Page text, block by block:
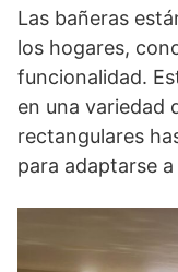
Las bañeras
los hogares,
funcionalidad.
en una variedad
rectangulares
para adaptarse